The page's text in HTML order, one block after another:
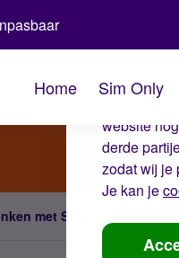
De
Wij
website
derde
zodat wij je
Je kan je
Home Sim Only
met Simyo